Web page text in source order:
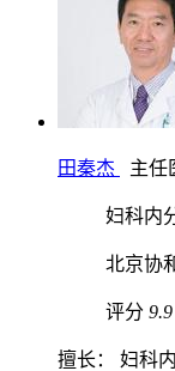
田秦杰 主任
妇科内
北京协
评分 9.9
擅长： 妇科